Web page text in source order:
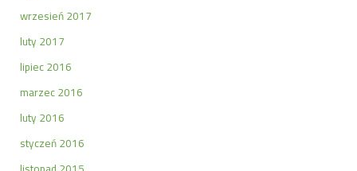
wrzesień 2017
luty 2017
lipiec 2016
marzec 2016
luty 2016
styczeń 2016